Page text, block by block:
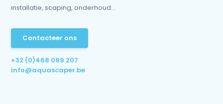
installatie, scaping, onderhoud...
Contacteer ons
+32 (0)468 089 207
info@aquascaper.be